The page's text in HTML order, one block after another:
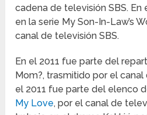
cadena de televisión SBS. En
en la serie My Son-In-Law’s
canal de televisión SBS.
En el 2011 fue parte del
Mom?, trasmitido por el canal
el 2011 fue parte del elenco
My Love, por el canal de